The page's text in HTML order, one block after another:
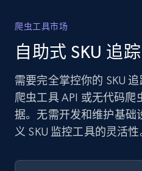
爬虫工具市场
自助式 SKU 追
需要完全掌控你的 SKU
爬虫工具 API 或无代码爬
据。无需开发和维护基础
义 SKU 监控工具的灵活性